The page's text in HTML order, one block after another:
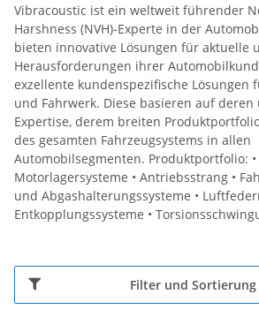
Vibracoustic ist ein weltweit führender
Harshness (NVH)-Experte in der
bieten innovative Lösungen für aktuelle
Herausforderungen ihrer
exzellente kundenspezifische Lösungen
und Fahrwerk. Diese basieren auf deren
Expertise, derem breiten
des gesamten Fahrzeugsystems in allen
Automobilsegmenten. Produktportfolio:
Motorlagersysteme • Antriebsstrang •
und Abgashalterungssysteme •
Entkopplungssysteme •
Filter und Sortierung